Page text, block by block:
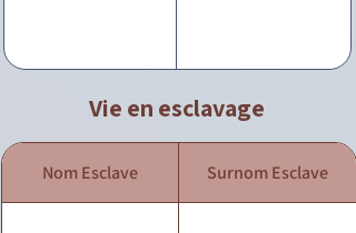
Vie en esclavage
Nom Esclave Surnom Esclave